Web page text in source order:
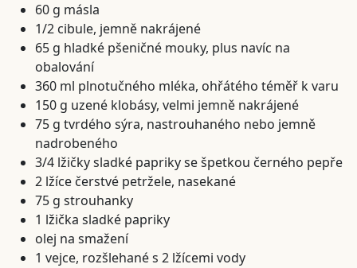
60 g másla
1/2 cibule, jemně nakrájené
65 g hladké pšeničné mouky, plus navíc na
obalování
360 ml plnotučného mléka, ohřátého téměř k varu
150 g uzené klobásy, velmi jemně nakrájené
75 g tvrdého sýra, nastrouhaného nebo jemně
nadrobeného
3/4 lžičky sladké papriky se špetkou černého pepře
2 lžíce čerstvé petržele, nasekané
75 g strouhanky
1 lžička sladké papriky
olej na smažení
1 vejce, rozšlehané s 2 lžícemi vody